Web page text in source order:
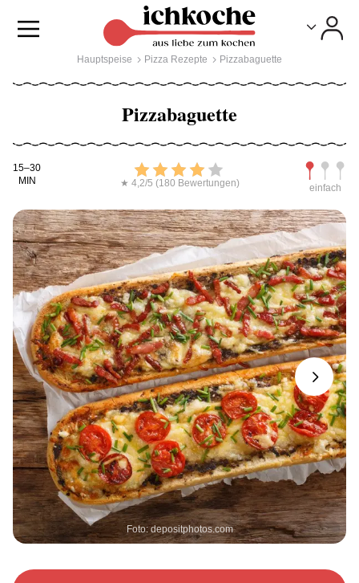
Hauptspeise Pizza Rezepte Pizzabaguette
Pizzabaguette
Kochdauer
15–30
MIN
Bewerten
★ 4,2/5 (180 Bewertungen) einfach
Foto: depositphotos.com
Next